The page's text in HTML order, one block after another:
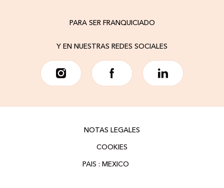
PARA SER FRANQUICIADO
Y EN NUESTRAS REDES SOCIALES
NOTAS LEGALES
COOKIES